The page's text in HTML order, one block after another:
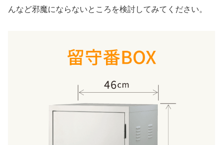
んなど邪魔にならないところを検討してみてください。